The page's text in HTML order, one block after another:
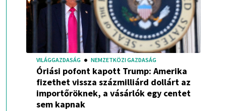
VILÁGGAZDASÁG NEMZETKÖZI GAZDASÁG
Óriási pofont kapott Trump: Amerika
fizethet vissza százmilliárd dollárt az
importőröknek, a vásárlók egy centet
sem kapnak